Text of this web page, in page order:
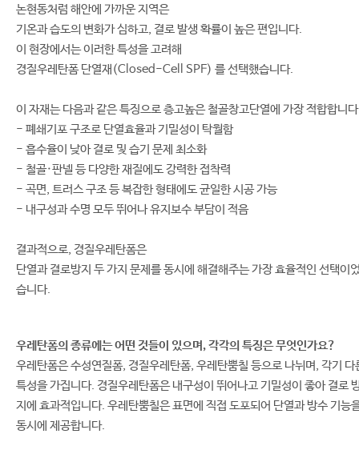
논현동처럼 해안에 가까운 지역은
기온과 습도의 변화가 심하고, 결로 발생 확률이 높은 편입니다.
이 현장에서는 이러한 특성을 고려해
경질우레탄폼 단열재(Closed-Cell SPF) 를 선택했습니다.
이 자재는 다음과 같은 특징으로 층고높은 철골창고단열에 가장 적합합니
- 폐쇄기포 구조로 단열효율과 기밀성이 탁월함
- 흡수율이 낮아 결로 및 습기 문제 최소화
- 철골·판넬 등 다양한 재질에도 강력한 접착력
- 곡면, 트러스 구조 등 복잡한 형태에도 균일한 시공 가능
- 내구성과 수명 모두 뛰어나 유지보수 부담이 적음
결과적으로, 경질우레탄폼은
단열과 결로방지 두 가지 문제를 동시에 해결해주는 가장 효율적인 선택이
습니다.
우레탄폼의 종류에는 어떤 것들이 있으며, 각각의 특징은 무엇인가요?
우레탄폼은 수성연질폼, 경질우레탄폼, 우레탄뿜칠 등으로 나뉘며, 각기 다
특성을 가집니다. 경질우레탄폼은 내구성이 뛰어나고 기밀성이 좋아 결로
지에 효과적입니다. 우레탄뿜칠은 표면에 직접 도포되어 단열과 방수 기능
동시에 제공합니다.